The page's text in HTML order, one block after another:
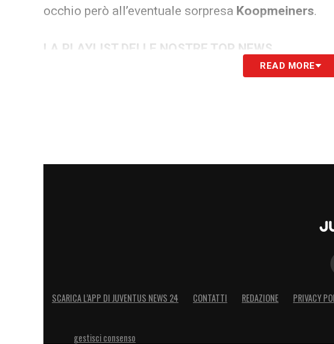
occhio però all’eventuale sorpresa Koopmeiners.
LA PLAYLIST DELLE NOSTRE TOP NEWS
READ MORE
SCARICA L’APP DI JUVENTUS NEWS 24 CONTATTI REDAZIONE PRIVACY
gestisci consenso